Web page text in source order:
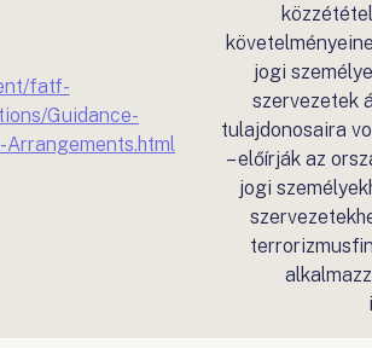
fatf-
Guidance-
jogi
szervezetek
tulajdonosaira
– előírják az
jogi